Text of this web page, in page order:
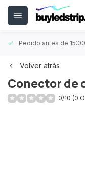
Pedido antes de
Volver atrás
Conector de
0/10 (0